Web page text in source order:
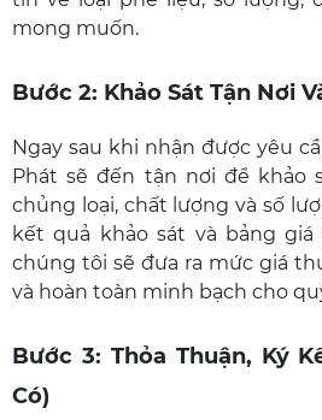
mong muốn.
Bước 2: Khảo Sát Tận Nơi
Ngay sau khi nhận được yêu
Phát sẽ đến tận nơi để khảo
chủng loại, chất lượng và số
kết quả khảo sát và bảng
chúng tôi sẽ đưa ra mức giá
và hoàn toàn minh bạch cho
Bước 3: Thỏa Thuận, Ký
Có)